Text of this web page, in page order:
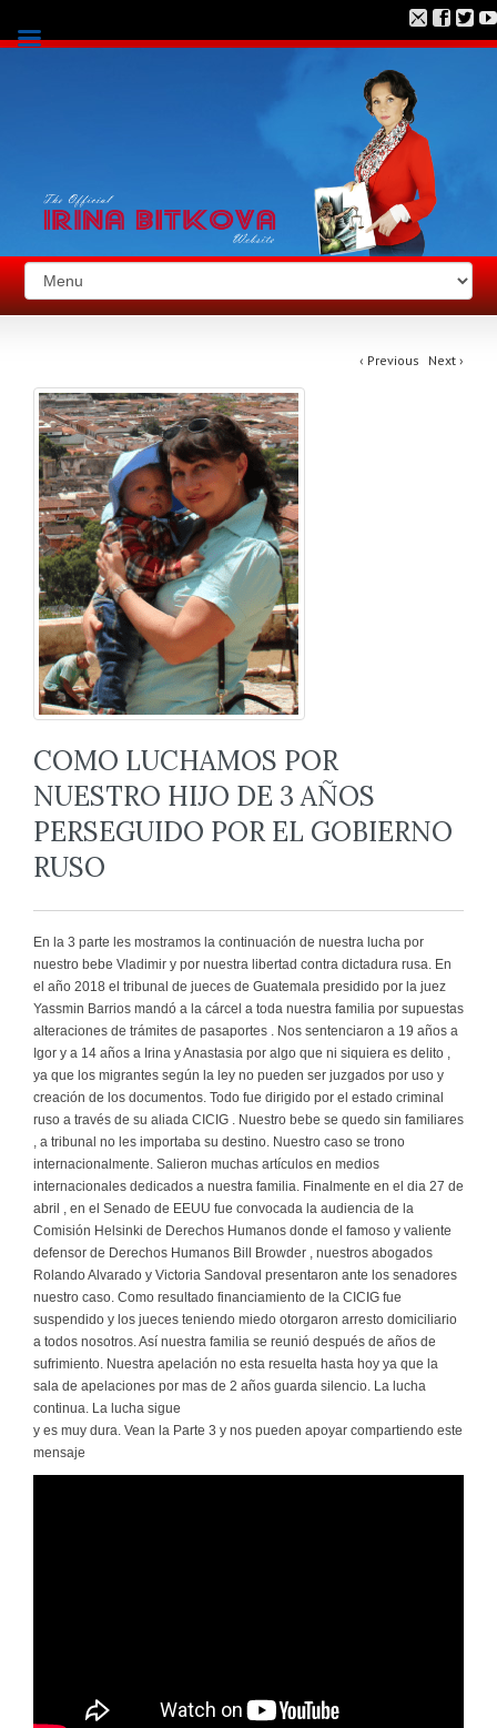
‹ Previous Next ›
COMO LUCHAMOS POR
NUESTRO HIJO DE 3 AÑOS
PERSEGUIDO POR EL GOBIERNO
RUSO
En la 3 parte les mostramos la continuación de nuestra lucha por
nuestro bebe Vladimir y por nuestra libertad contra dictadura rusa. En
el año 2018 el tribunal de jueces de Guatemala presidido por la juez
Yassmin Barrios mandó a la cárcel a toda nuestra familia por supuestas
alteraciones de trámites de pasaportes . Nos sentenciaron a 19 años a
Igor y a 14 años a Irina y Anastasia por algo que ni siquiera es delito ,
ya que los migrantes según la ley no pueden ser juzgados por uso y
creación de los documentos. Todo fue dirigido por el estado criminal
ruso a través de su aliada CICIG . Nuestro bebe se quedo sin familiares
, a tribunal no les importaba su destino. Nuestro caso se trono
internacionalmente. Salieron muchas artículos en medios
internacionales dedicados a nuestra familia. Finalmente en el dia 27 de
abril , en el Senado de EEUU fue convocada la audiencia de la
Comisión Helsinki de Derechos Humanos donde el famoso y valiente
defensor de Derechos Humanos Bill Browder , nuestros abogados
Rolando Alvarado y Victoria Sandoval presentaron ante los senadores
nuestro caso. Como resultado financiamiento de la CICIG fue
suspendido y los jueces teniendo miedo otorgaron arresto domiciliario
a todos nosotros. Así nuestra familia se reunió después de años de
sufrimiento. Nuestra apelación no esta resuelta hasta hoy ya que la
sala de apelaciones por mas de 2 años guarda silencio. La lucha
continua. La lucha sigue
y es muy dura. Vean la Parte 3 y nos pueden apoyar compartiendo este
mensaje